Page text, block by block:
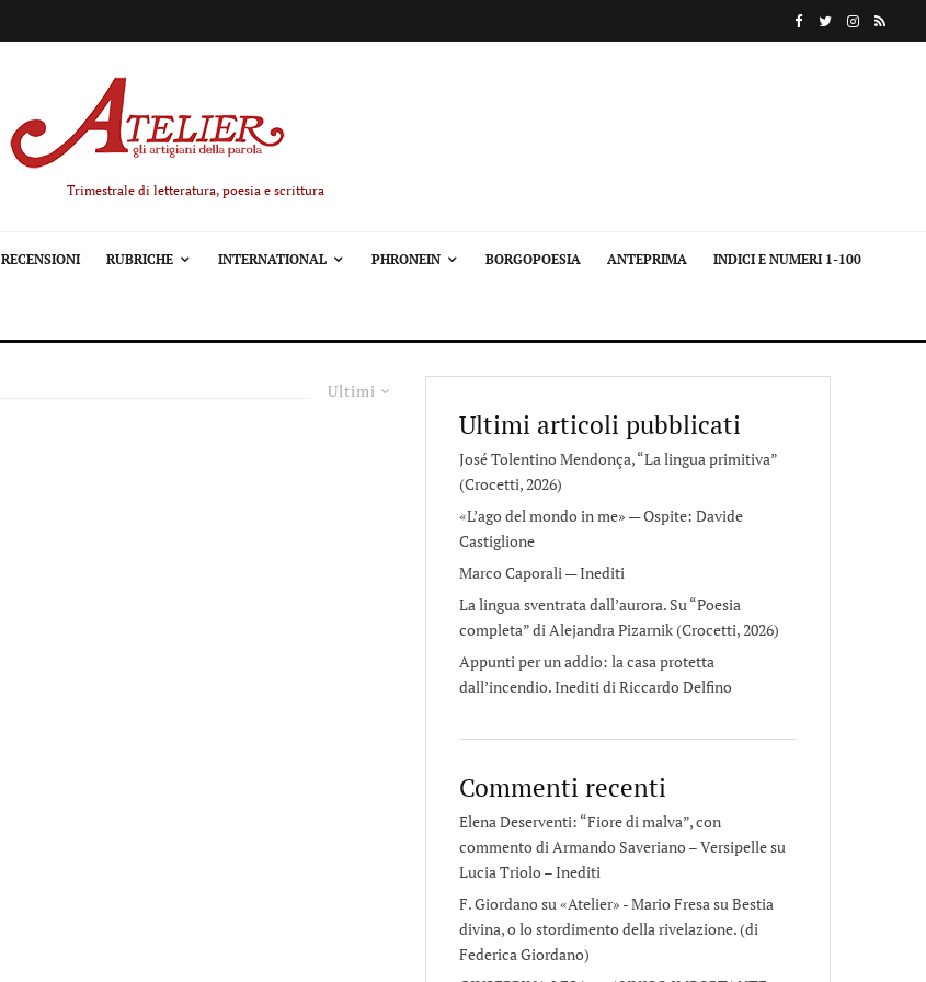
Trimestrale di letteratura, poesia e scrittura
RECENSIONI RUBRICHE INTERNATIONAL PHRONEIN BORGOPOESIA ANTEPRIMA INDICI E NUMERI 1-100
Ultimi
Ultimi articoli pubblicati
José Tolentino Mendonça, “La lingua primitiva”
(Crocetti, 2026)
«L’ago del mondo in me» — Ospite: Davide
Castiglione
Marco Caporali — Inediti
La lingua sventrata dall’aurora. Su “Poesia
completa” di Alejandra Pizarnik (Crocetti, 2026)
Appunti per un addio: la casa protetta
dall’incendio. Inediti di Riccardo Delfino
Commenti recenti
Elena Deserventi: “Fiore di malva”, con
commento di Armando Saveriano – Versipellesu
Lucia Triolo – Inediti
F. Giordano su «Atelier» - Mario FresasuBestia
divina, o lo stordimento della rivelazione. (di
Federica Giordano)